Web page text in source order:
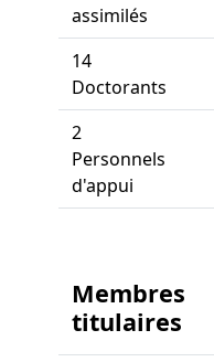
assimilés
14
Doctorants
2
Personnels
d'appui
Membres
titulaires